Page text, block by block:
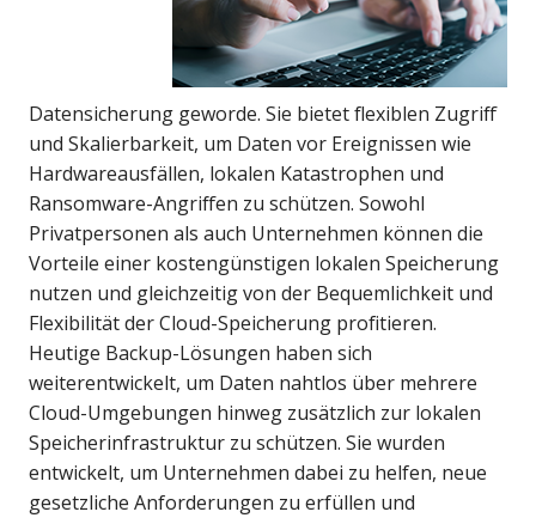
Datensicherung geworde. Sie bietet flexiblen Zugriff
und Skalierbarkeit, um Daten vor Ereignissen wie
Hardwareausfällen, lokalen Katastrophen und
Ransomware-Angriffen zu schützen. Sowohl
Privatpersonen als auch Unternehmen können die
Vorteile einer kostengünstigen lokalen Speicherung
nutzen und gleichzeitig von der Bequemlichkeit und
Flexibilität der Cloud-Speicherung profitieren.
Heutige Backup-Lösungen haben sich
weiterentwickelt, um Daten nahtlos über mehrere
Cloud-Umgebungen hinweg zusätzlich zur lokalen
Speicherinfrastruktur zu schützen. Sie wurden
entwickelt, um Unternehmen dabei zu helfen, neue
gesetzliche Anforderungen zu erfüllen und